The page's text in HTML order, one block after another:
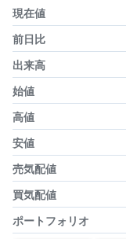
リ
テ
ィ
・
ト
ー
ク
ン
)
S
BI
ラ
ッ
プ
ボ
ア